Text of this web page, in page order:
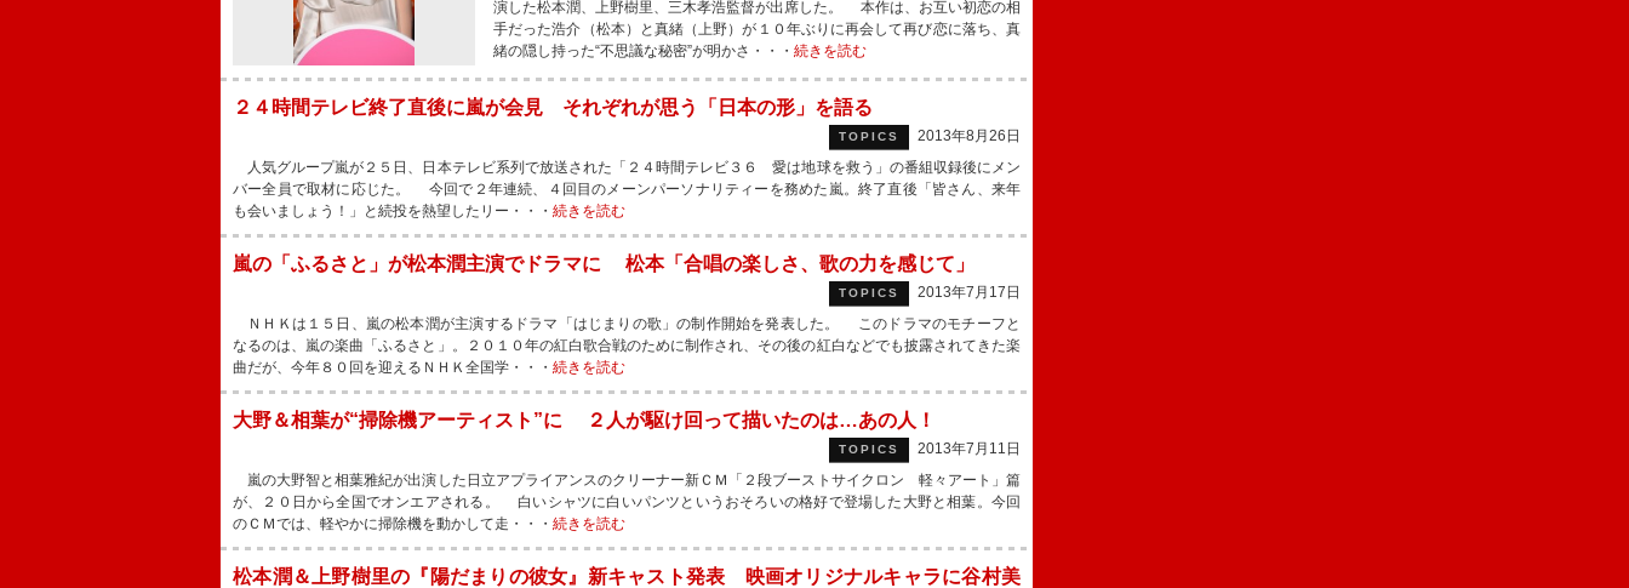
演した松本潤、上野樹里、三木孝浩監督が出席した。 本作は、お互い初恋の相
手だった浩介（松本）と真緒（上野）が１０年ぶりに再会して再び恋に落ち、真
緒の隠し持った“不思議な秘密”が明かさ・・・ 続きを読む
２４時間テレビ終了直後に嵐が会見 それぞれが思う「日本の形」を語る
TOPICS
2013年8月26日
人気グループ嵐が２５日、日本テレビ系列で放送された「２４時間テレビ３６ 愛は地球を救う」の番組収録後にメン
バー全員で取材に応じた。 今回で２年連続、４回目のメーンパーソナリティーを務めた嵐。終了直後「皆さん、来年
も会いましょう！」と続投を熱望したリー・・・ 続きを読む
嵐の「ふるさと」が松本潤主演でドラマに 松本「合唱の楽しさ、歌の力を感じて」
TOPICS
2013年7月17日
ＮＨＫは１５日、嵐の松本潤が主演するドラマ「はじまりの歌」の制作開始を発表した。 このドラマのモチーフと
なるのは、嵐の楽曲「ふるさと」。２０１０年の紅白歌合戦のために制作され、その後の紅白などでも披露されてきた楽
曲だが、今年８０回を迎えるＮＨＫ全国学・・・ 続きを読む
大野＆相葉が“掃除機アーティスト”に ２人が駆け回って描いたのは…あの人！
TOPICS
2013年7月11日
嵐の大野智と相葉雅紀が出演した日立アプライアンスのクリーナー新ＣＭ「２段ブーストサイクロン 軽々アート」篇
が、２０日から全国でオンエアされる。 白いシャツに白いパンツというおそろいの格好で登場した大野と相葉。今回
のＣＭでは、軽やかに掃除機を動かして走・・・ 続きを読む
松本潤＆上野樹里の『陽だまりの彼女』新キャスト発表 映画オリジナルキャラに谷村美